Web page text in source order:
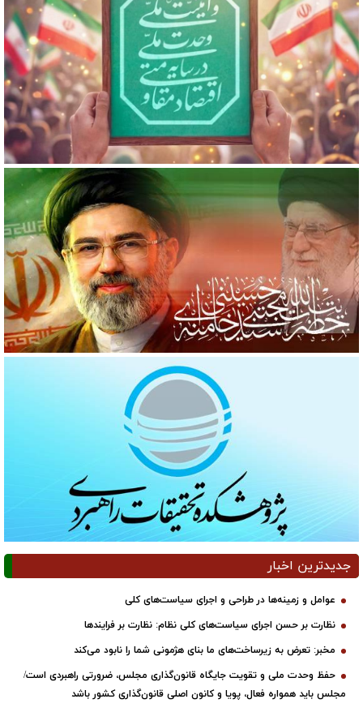
جدیدترین اخبار
عوامل و زمینه‌ها در طراحی و اجرای سیاست‌های کلی
نظارت بر حسن اجرای سیاست‌های کلی نظام: نظارت بر فرایندها
مخبر: تعرض به زیرساخت‌های ما بنای هژمونی شما را نابود می‌کند
حفظ وحدت ملی و تقویت جایگاه قانون‌گذاری مجلس، ضرورتی راهبردی است/
مجلس باید همواره فعال، پویا و کانون اصلی قانون‌گذاری کشور باشد